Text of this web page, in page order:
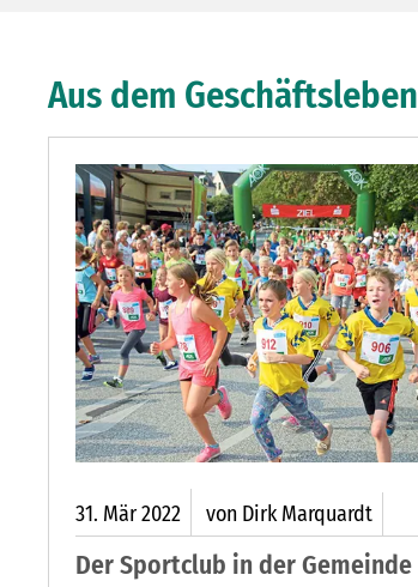
Aus dem Geschäftsleben
31. Mär2022 von Dirk Marquardt
Der Sportclub in der Gemeinde
HOLSTEIN IST GUT AUFGESTELLT